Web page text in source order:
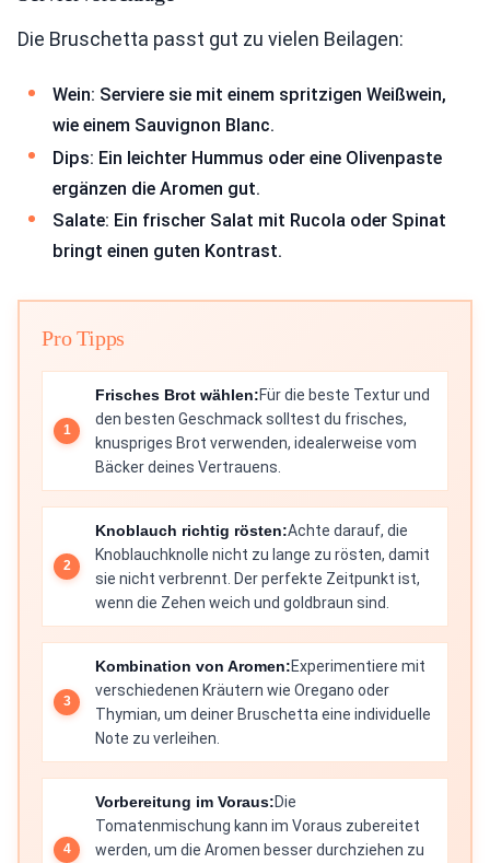
Die Bruschetta passt gut zu vielen Beilagen:
Wein: Serviere sie mit einem spritzigen Weißwein,
wie einem Sauvignon Blanc.
Dips: Ein leichter Hummus oder eine Olivenpaste
ergänzen die Aromen gut.
Salate: Ein frischer Salat mit Rucola oder Spinat
bringt einen guten Kontrast.
Pro Tipps
Frisches Brot wählen:Für die beste Textur und
den besten Geschmack solltest du frisches,
knuspriges Brot verwenden, idealerweise vom
Bäcker deines Vertrauens.
Knoblauch richtig rösten:Achte darauf, die
Knoblauchknolle nicht zu lange zu rösten, damit
sie nicht verbrennt. Der perfekte Zeitpunkt ist,
wenn die Zehen weich und goldbraun sind.
Kombination von Aromen:Experimentiere mit
verschiedenen Kräutern wie Oregano oder
Thymian, um deiner Bruschetta eine individuelle
Note zu verleihen.
Vorbereitung im Voraus:Die
Tomatenmischung kann im Voraus zubereitet
werden, um die Aromen besser durchziehen zu